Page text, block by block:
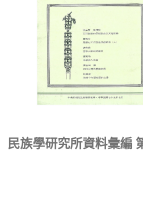
民族學研究所資料彙編